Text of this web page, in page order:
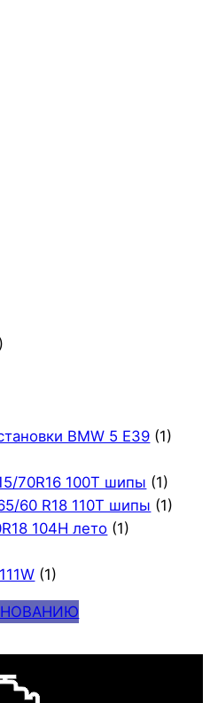
BMW 5 E39 (1)
70R16 100T шипы (1)
60 R18 110T шипы (1)
104H лето (1)
(1)